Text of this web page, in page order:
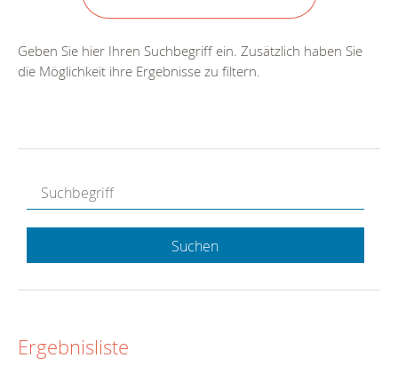
Geben Sie hier Ihren Suchbegriff ein. Zusätzlich haben Sie
die Möglichkeit ihre Ergebnisse zu filtern.
Suchen
Ergebnisliste